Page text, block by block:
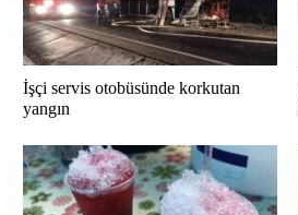
İşçi servis otobüsünde korkutan
yangın